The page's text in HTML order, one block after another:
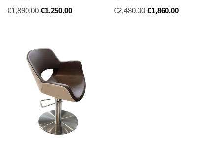
€1,890.00 €1,250.00 €2,480.00 €1,860.00